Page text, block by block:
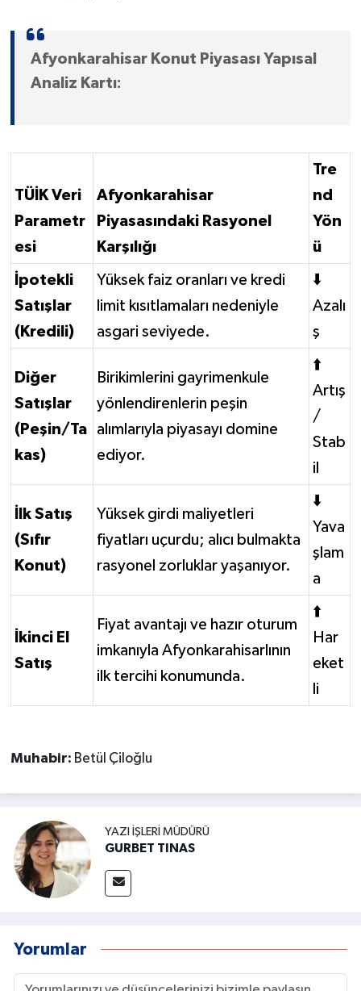
Afyonkarahisar Konut Piyasası Yapısal
Analiz Kartı:
TÜİK Veri
Parametr
esi
Afyonkarahisar
Piyasasındaki Rasyonel
Karşılığı
Tre
nd
Yön
ü
İpotekli
Satışlar
(Kredili)
Yüksek faiz oranları ve kredi
limit kısıtlamaları nedeniyle
asgari seviyede.
⬇️
Azalı
ş
Diğer
Satışlar
(Peşin/Ta
kas)
Birikimlerini gayrimenkule
yönlendirenlerin peşin
alımlarıyla piyasayı domine
ediyor.
⬆️
Artış
/
Stab
il
İlk Satış
(Sıfır
Konut)
Yüksek girdi maliyetleri
fiyatları uçurdu; alıcı bulmakta
rasyonel zorluklar yaşanıyor.
⬇️
Yava
şlam
a
İkinci El
Satış
Fiyat avantajı ve hazır oturum
imkanıyla Afyonkarahisarlının
ilk tercihi konumunda.
⬆️
Har
eket
li
Muhabir: Betül Çiloğlu
YAZI İŞLERI MÜDÜRÜ
GURBET TINAS
Yorumlar